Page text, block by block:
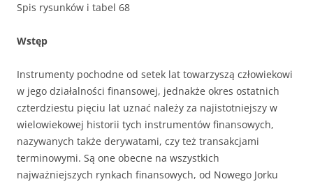
Spis rysunków i tabel 68
Wstęp
Instrumenty pochodne od setek lat towarzyszą człowiekowi
w jego działalności finansowej, jednakże okres ostatnich
czterdziestu pięciu lat uznać należy za najistotniejszy w
wielowiekowej historii tych instrumentów finansowych,
nazywanych także derywatami, czy też transakcjami
terminowymi. Są one obecne na wszystkich
najważniejszych rynkach finansowych, od Nowego Jorku